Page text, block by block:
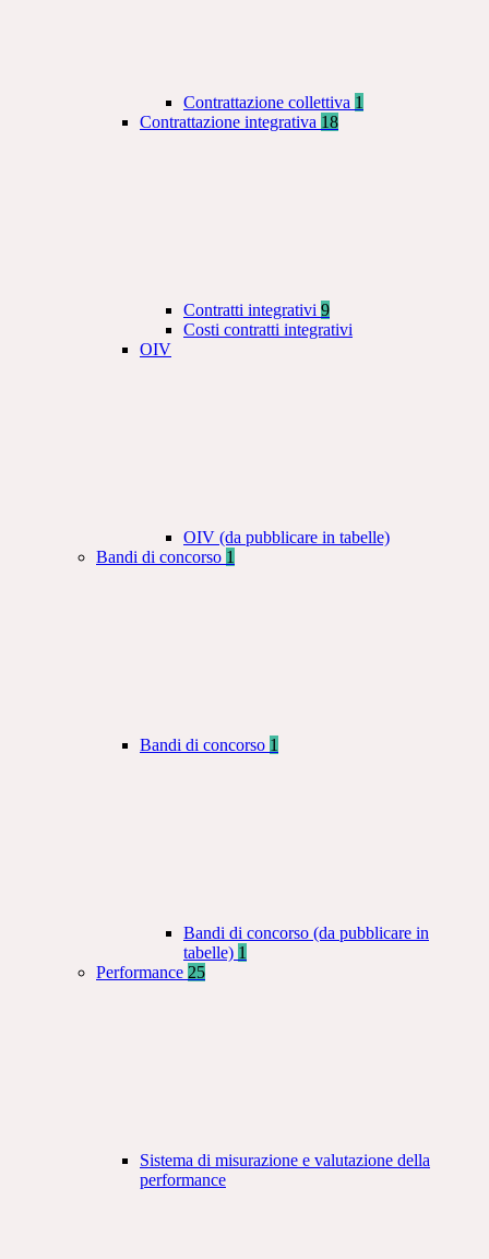
Contrattazione collettiva 1
Contrattazione integrativa 18
Contratti integrativi 9
Costi contratti integrativi
OIV
OIV (da pubblicare in tabelle)
Bandi di concorso 1
Bandi di concorso 1
Bandi di concorso (da pubblicare in
tabelle) 1
Performance 25
Sistema di misurazione e valutazione della
performance